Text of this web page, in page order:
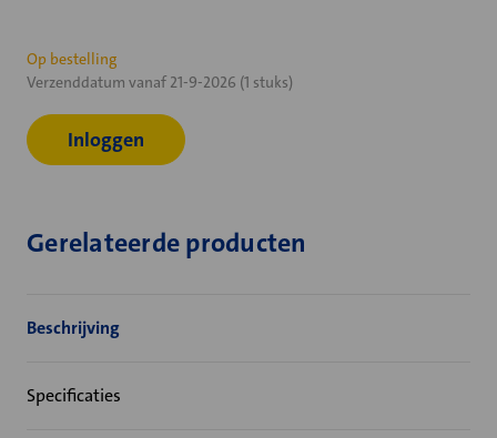
Huidige
voorraad:
Op bestelling
Verzenddatum vanaf 21-9-2026 (1 stuks)
Inloggen
Gerelateerde producten
Beschrijving
Specificaties